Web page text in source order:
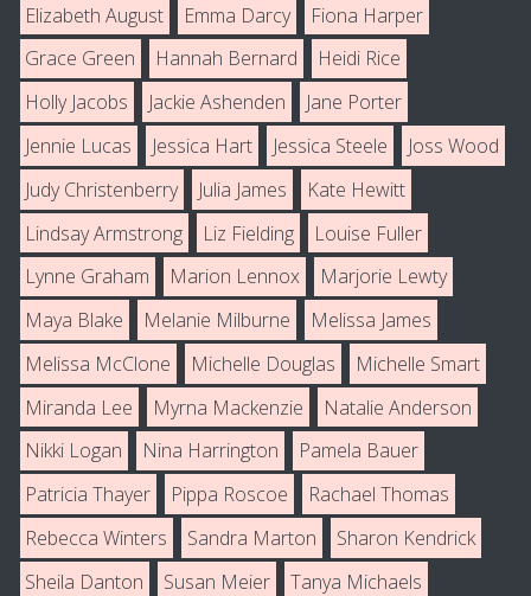
Elizabeth August
Emma Darcy
Fiona Harper
Grace Green
Hannah Bernard
Heidi Rice
Holly Jacobs
Jackie Ashenden
Jane Porter
Jennie Lucas
Jessica Hart Jessica Steele
Joss Wood
Judy Christenberry
Julia James
Kate Hewitt
Lindsay Armstrong
Liz Fielding
Louise Fuller
Lynne Graham
Marion Lennox
Marjorie Lewty
Maya Blake
Melanie Milburne
Melissa James
Melissa McClone
Michelle Douglas
Michelle Smart
Miranda Lee
Myrna Mackenzie
Natalie Anderson
Nikki Logan
Nina Harrington
Pamela Bauer
Patricia Thayer
Pippa Roscoe
Rachael Thomas
Rebecca Winters
Sandra Marton
Sharon Kendrick
Sheila Danton
Susan Meier
Tanya Michaels